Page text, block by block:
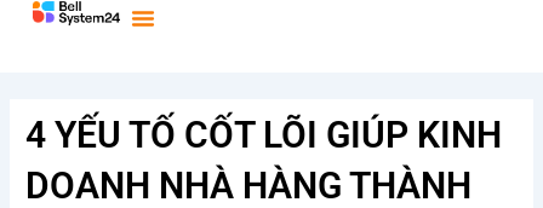
4 YẾU TỐ CỐT LÕI GIÚP KINH
DOANH NHÀ HÀNG THÀNH